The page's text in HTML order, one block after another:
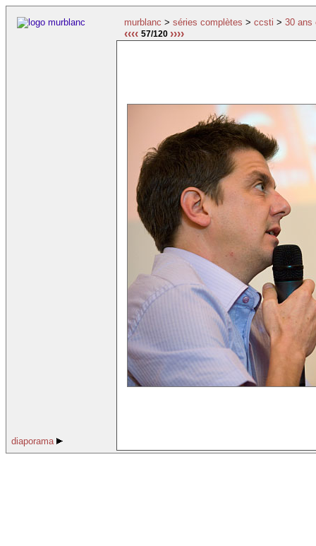
murblanc > séries complètes > ccsti > 30 ans
‹‹‹‹ 57/120 ››››
diaporama